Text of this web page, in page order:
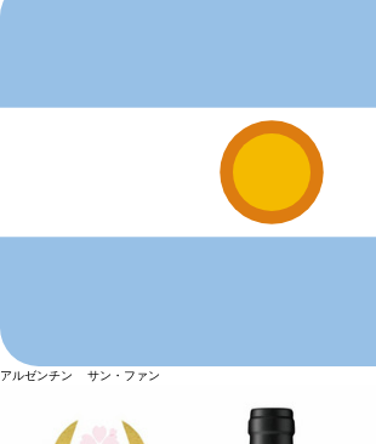
アルゼンチン サン・ファン